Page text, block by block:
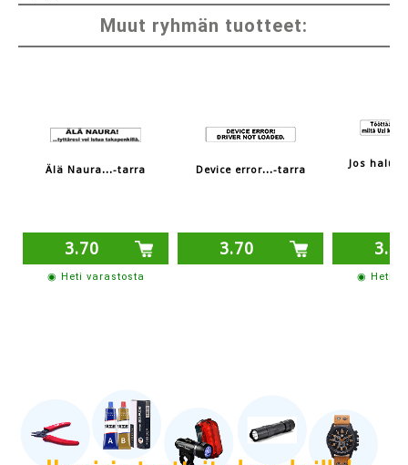
Muut ryhmän tuotteet:
Älä Naura...-tarra
3.70
◉ Heti varastosta
Device error...-tarra
3.70
Jos
3.70
◉ Heti